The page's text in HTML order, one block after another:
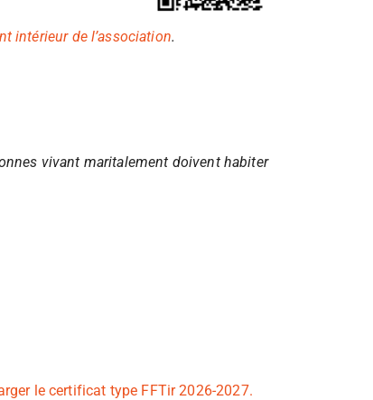
intérieur de l’association.
vivant maritalement doivent habiter
le certificat type FFTir 2026-2027.